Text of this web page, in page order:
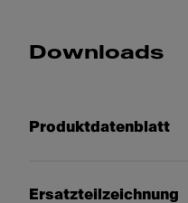
Downloads
Produktdatenblatt
Ersatzteilzeichnung